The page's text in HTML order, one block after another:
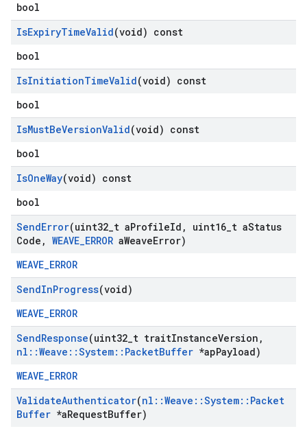
bool
IsExpiryTimeValid(void) const
bool
IsInitiationTimeValid(void) const
bool
IsMustBeVersionValid(void) const
bool
IsOneWay(void) const
bool
SendError(uint32 t aProfileId , uint16 t aStatus
Code , WEAVE_ERROR aWeaveError)
WEAVE_ERROR
SendInProgress(void)
WEAVE_ERROR
SendResponse(uint32 t traitInstanceVersion ,
nl ::Weave ::System:: PacketBuffer *apPayload)
WEAVE_ERROR
ValidateAuthenticator(nl ::Weave ::System:: Packet
Buffer *aRequestBuffer)